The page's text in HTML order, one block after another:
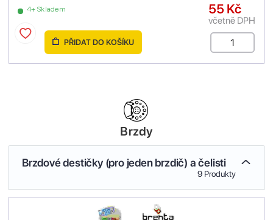
4+ Skladem 55 Kč
včetně DPH
PŘIDAT DO KOŠÍKU
Brzdy
Brzdové destičky (pro jeden brzdič) a čelisti
9 Produkty